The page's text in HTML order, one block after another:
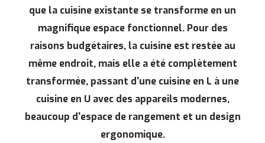
que la cuisine existante se transforme en un
magnifique espace fonctionnel. Pour des
raisons budgétaires, la cuisine est restée au
même endroit, mais elle a été complètement
transformée, passant d'une cuisine en L à une
cuisine en U avec des appareils modernes,
beaucoup d'espace de rangement et un design
ergonomique.